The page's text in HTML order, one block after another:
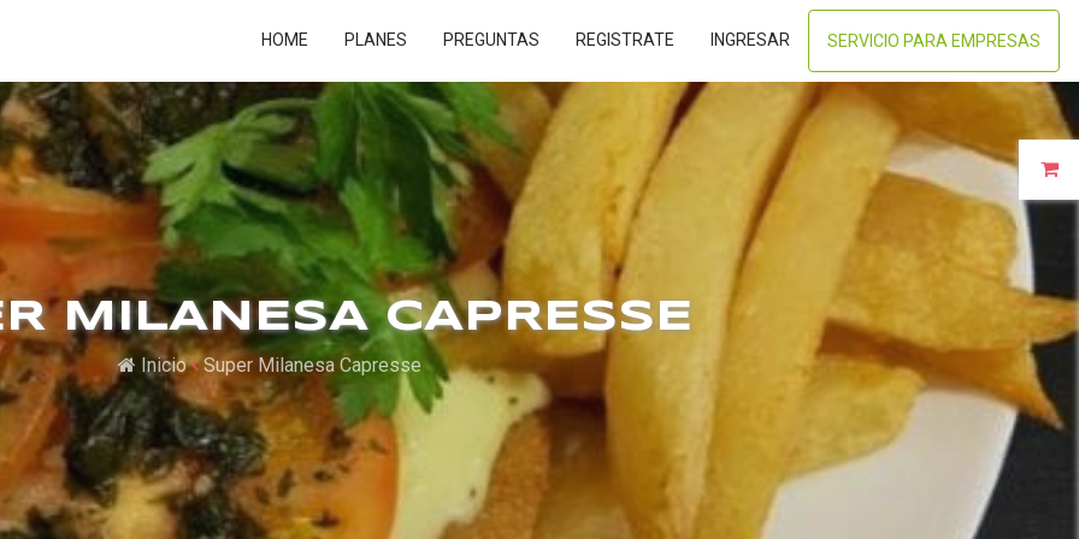
HOME PLANES PREGUNTAS REGISTRATE INGRESAR SERVICIO PARA EMPRESAS
MILANESA CAPRESSE
Inicio Super Milanesa Capresse